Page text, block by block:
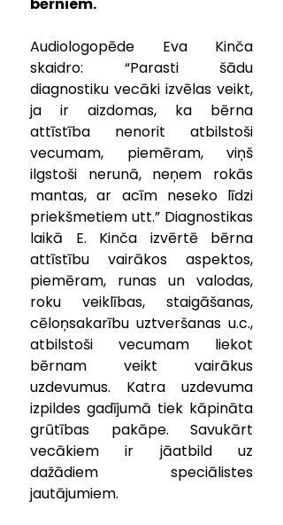
Audiologopēde Eva Kinča
skaidro: “Parasti šādu
diagnostiku vecāki izvēlas veikt,
ja ir aizdomas, ka bērna
attīstība nenorit atbilstoši
vecumam, piemēram, viņš
ilgstoši nerunā, neņem rokās
mantas, ar acīm neseko līdzi
priekšmetiem utt.” Diagnostikas
laikā E. Kinča izvērtē bērna
attīstību vairākos aspektos,
piemēram, runas un valodas,
roku veiklības, staigāšanas,
cēloņsakarību uztveršanas u.c.,
atbilstoši vecumam liekot
bērnam veikt vairākus
uzdevumus. Katra uzdevuma
izpildes gadījumā tiek kāpināta
grūtības pakāpe. Savukārt
vecākiem ir jāatbild uz
dažādiem speciālistes
jautājumiem.